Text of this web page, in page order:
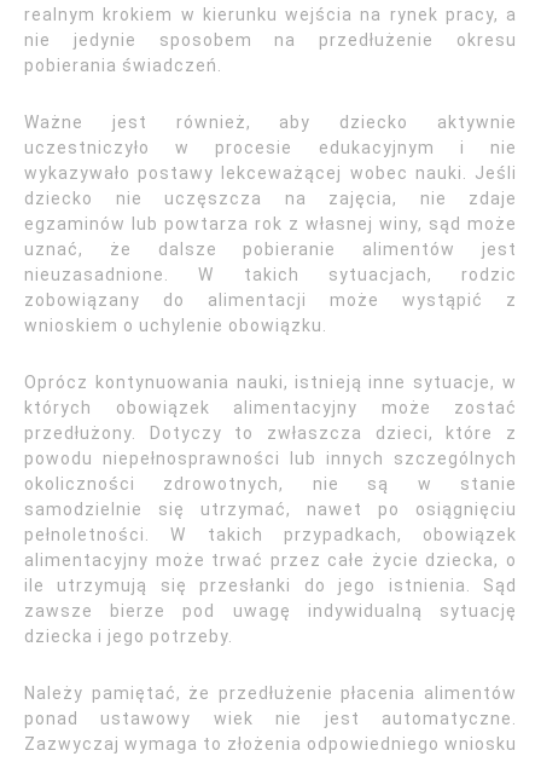
realnym krokiem w kierunku wejścia na rynek pracy, a
nie jedynie sposobem na przedłużenie okresu
pobierania świadczeń.
Ważne jest również, aby dziecko aktywnie
uczestniczyło w procesie edukacyjnym i nie
wykazywało postawy lekceważącej wobec nauki. Jeśli
dziecko nie uczęszcza na zajęcia, nie zdaje
egzaminów lub powtarza rok z własnej winy, sąd może
uznać, że dalsze pobieranie alimentów jest
nieuzasadnione. W takich sytuacjach, rodzic
zobowiązany do alimentacji może wystąpić z
wnioskiem o uchylenie obowiązku.
Oprócz kontynuowania nauki, istnieją inne sytuacje, w
których obowiązek alimentacyjny może zostać
przedłużony. Dotyczy to zwłaszcza dzieci, które z
powodu niepełnosprawności lub innych szczególnych
okoliczności zdrowotnych, nie są w stanie
samodzielnie się utrzymać, nawet po osiągnięciu
pełnoletności. W takich przypadkach, obowiązek
alimentacyjny może trwać przez całe życie dziecka, o
ile utrzymują się przesłanki do jego istnienia. Sąd
zawsze bierze pod uwagę indywidualną sytuację
dziecka i jego potrzeby.
Należy pamiętać, że przedłużenie płacenia alimentów
ponad ustawowy wiek nie jest automatyczne.
Zazwyczaj wymaga to złożenia odpowiedniego wniosku